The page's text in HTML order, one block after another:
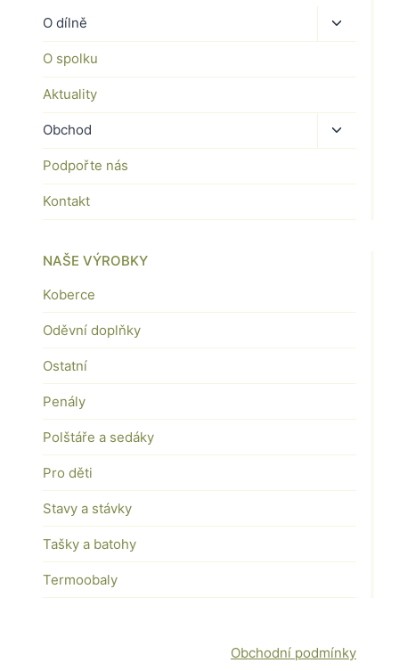
O dílně
Toggle
child
O spolku
Aktuality
Obchod
Toggle
child
Podpořte nás
Kontakt
NAŠE VÝROBKY
Koberce
Oděvní doplňky
Ostatní
Penály
Polštáře a sedáky
Pro děti
Stavy a stávky
Tašky a batohy
Termoobaly
Obchodní podmínky